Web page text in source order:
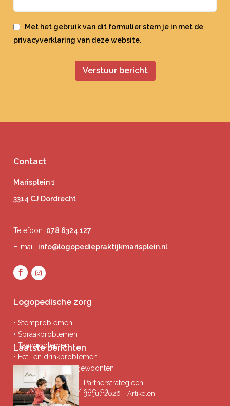
Met het gebruik van dit formulier stem je in met de
privacyverklaring van deze website.
Contact
Marisplein 1
3314 CJ Dordrecht
Telefoon: 078 6324 127
E-mail: info@logopediepraktijkmarisplein.nl
Logopedische zorg
• Stemproblemen
• Spraakproblemen
• Taalproblemen
• Eet- en drinkproblemen
• Afwijkende mondgewoonten
• Ademproblemen
• Problemen lezen / spellen
Laatste berichten
Partnerstrategieën
30 juli 2026 Artikelen